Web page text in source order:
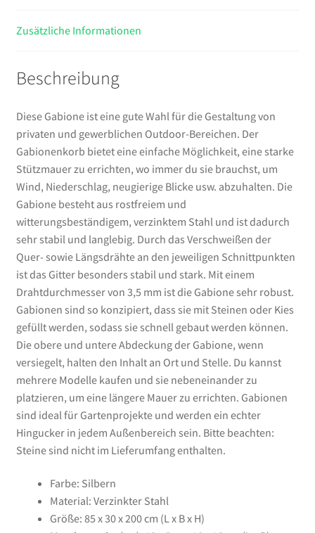
Zusätzliche Informationen
Beschreibung
Diese Gabione ist eine gute Wahl für die Gestaltung von
privaten und gewerblichen Outdoor-Bereichen. Der
Gabionenkorb bietet eine einfache Möglichkeit, eine starke
Stützmauer zu errichten, wo immer du sie brauchst, um
Wind, Niederschlag, neugierige Blicke usw. abzuhalten. Die
Gabione besteht aus rostfreiem und
witterungsbeständigem, verzinktem Stahl und ist dadurch
sehr stabil und langlebig. Durch das Verschweißen der
Quer- sowie Längsdrähte an den jeweiligen Schnittpunkten
ist das Gitter besonders stabil und stark. Mit einem
Drahtdurchmesser von 3,5 mm ist die Gabione sehr robust.
Gabionen sind so konzipiert, dass sie mit Steinen oder Kies
gefüllt werden, sodass sie schnell gebaut werden können.
Die obere und untere Abdeckung der Gabione, wenn
versiegelt, halten den Inhalt an Ort und Stelle. Du kannst
mehrere Modelle kaufen und sie nebeneinander zu
platzieren, um eine längere Mauer zu errichten. Gabionen
sind ideal für Gartenprojekte und werden ein echter
Hingucker in jedem Außenbereich sein. Bitte beachten:
Steine sind nicht im Lieferumfang enthalten.
Farbe: Silbern
Material: Verzinkter Stahl
Größe: 85 x 30 x 200 cm (L x B x H)